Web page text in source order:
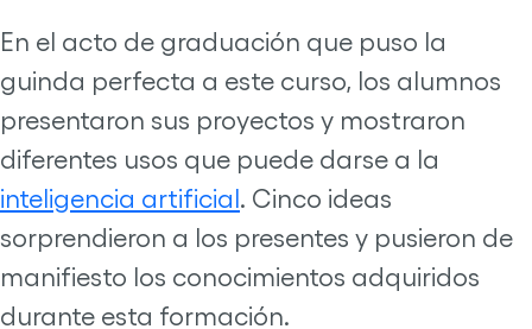
En el acto de graduación que puso la
guinda perfecta a este curso, los alumnos
presentaron sus proyectos y mostraron
diferentes usos que puede darse a la
inteligencia artificial. Cinco ideas
sorprendieron a los presentes y pusieron de
manifiesto los conocimientos adquiridos
durante esta formación.